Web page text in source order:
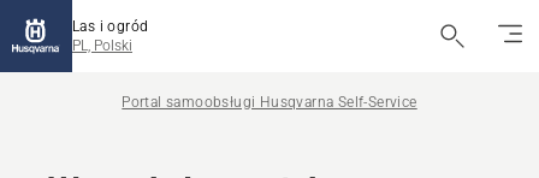
Las i ogród
PL, Polski
Portal samoobsługi Husqvarna Self-Service